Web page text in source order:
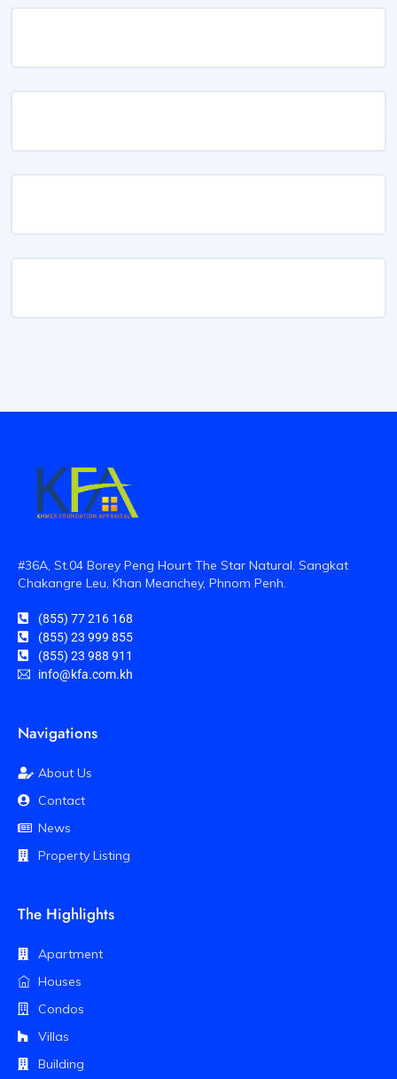
#36A, St.04 Borey Peng Hourt The Star Natural. Sangkat
Chakangre Leu, Khan Meanchey, Phnom Penh.
(855) 77 216 168
(855) 23 999 855
(855) 23 988 911
info@kfa.com.kh
Navigations
About Us
Contact
News
Property Listing
The Highlights
Apartment
Houses
Condos
Villas
Building